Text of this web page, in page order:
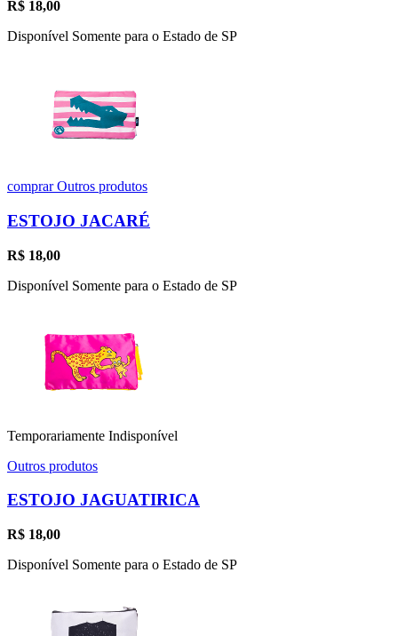
R$ 18,00
Disponível Somente para o Estado de SP
comprarOutros produtos
ESTOJO JACARÉ
R$ 18,00
Disponível Somente para o Estado de SP
Temporariamente Indisponível
Outros produtos
ESTOJO JAGUATIRICA
R$ 18,00
Disponível Somente para o Estado de SP